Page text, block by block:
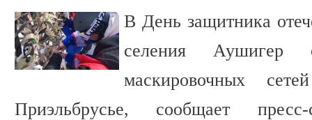
В День защитника
селения Аушигер
маскировочных
Приэльбрусье, сообщает